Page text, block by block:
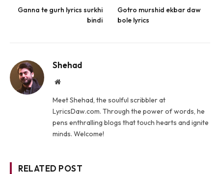
Ganna te gurh lyrics surkhi
bindi
Gotro murshid ekbar daw
bole lyrics
Shehad
Website
Meet Shehad, the soulful scribbler at
LyricsDaw.com. Through the power of words, he
pens enthralling blogs that touch hearts and ignite
minds. Welcome!
RELATED POST